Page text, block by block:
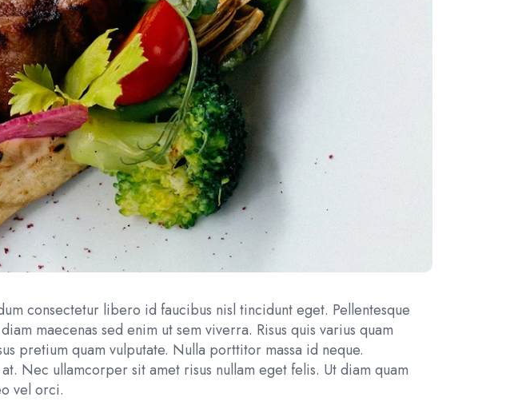
consectetur libero id faucibus nisl tincidunt eget. Pellentesque
maecenas sed enim ut sem viverra. Risus quis varius quam
pretium quam vulputate. Nulla porttitor massa id neque.
Nec ullamcorper sit amet risus nullam eget felis. Ut diam quam
vel orci.